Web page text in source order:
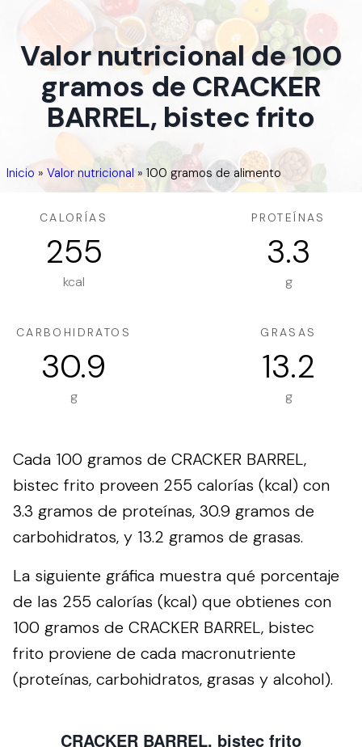
Valor nutricional de 100
gramos de CRACKER
BARREL, bistec frito
Inicio » Valor nutricional» 100 gramos de alimento
CALORÍAS
255
kcal
PROTEÍNAS
3.3
g
CARBOHIDRATOS
30.9
g
GRASAS
13.2
g
Cada 100 gramos de CRACKER BARREL,
bistec frito proveen 255 calorías (kcal) con
3.3 gramos de proteínas, 30.9 gramos de
carbohidratos, y 13.2 gramos de grasas.
La siguiente gráfica muestra qué porcentaje
de las 255 calorías (kcal) que obtienes con
100 gramos de CRACKER BARREL, bistec
frito proviene de cada macronutriente
(proteínas, carbohidratos, grasas y alcohol).